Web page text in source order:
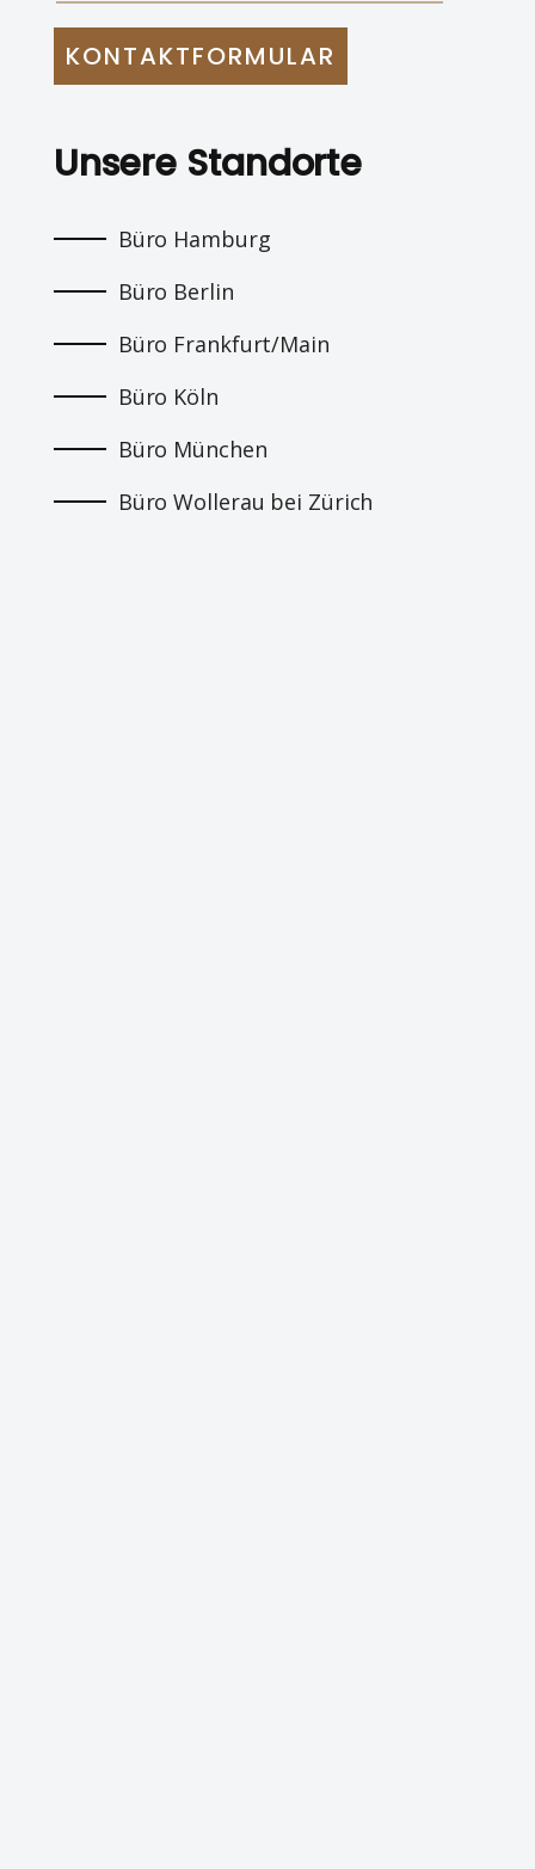
KONTAKTFORMULAR
Unsere Standorte
Büro Hamburg
Büro Berlin
Büro Frankfurt/Main
Büro Köln
Büro München
Büro Wollerau bei Zürich